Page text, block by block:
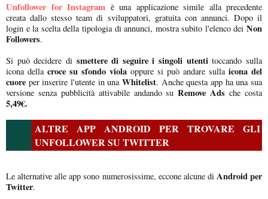
Unfollower for Instagram è una applicazione simile alla precedente
creata dallo stesso team di sviluppatori, gratuita con annunci. Dopo il
login e la scelta della tipologia di annunci, mostra subito l'elenco dei Non
Followers.
Si può decidere di smettere di seguire i singoli utentitoccando sulla
icona della croce su sfondo viola oppure si può andare sulla icona del
cuore per inserire l'utente in unaWhitelist. Anche questa app ha una sua
versione senza pubblicità attivabile andando su Remove Ads che costa
5,49€.
ALTRE APP ANDROID PER TROVARE GLI
UNFOLLOWER SU TWITTER
Le alternative alle app sono numerosissime, eccone alcune diAndroid per
Twitter.